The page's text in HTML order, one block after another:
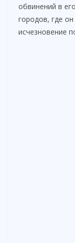
обвинений в
городов, где
исчезновение